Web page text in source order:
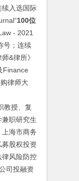
入选国际
100位
- 2021
号；连续
&律所》
Finance
律师大
授、复
职研究生
海市商务
股权投资
律风险防控
司投融资